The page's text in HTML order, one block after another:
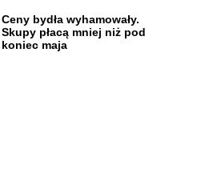
Ceny bydła wyhamowały.
Skupy płacą mniej niż pod
koniec maja